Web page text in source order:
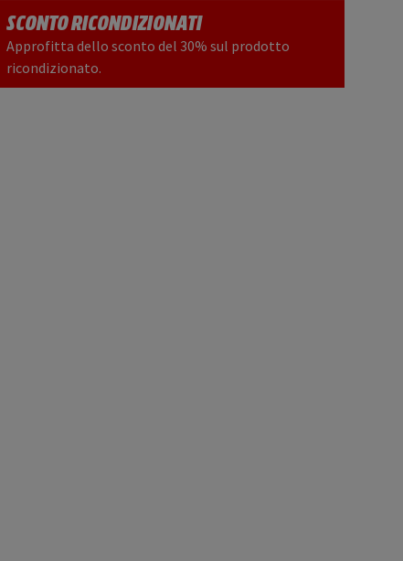
SCONTO RICONDIZIONATI
Approfitta dello sconto del 30% sul prodotto
ricondizionato.